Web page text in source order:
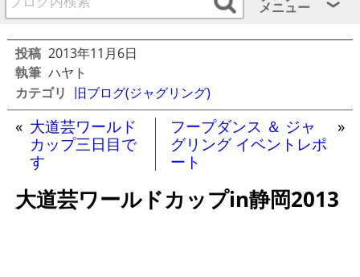
メニュー
投稿 2013年11月6日
執筆 ハヤト
カテゴリ 旧ブログ(ジャグリング)
« 大道芸ワールド
カップ三日目で
す
フープダンス ＆ ジャ
グリング イベントレポ
ート
»
大道芸ワールドカップin静岡2013